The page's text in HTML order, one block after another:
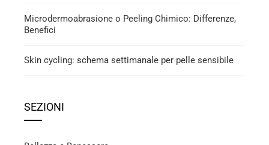
Microdermoabrasione o Peeling Chimico: Differenze,
Benefici
Skin cycling: schema settimanale per pelle sensibile
SEZIONI